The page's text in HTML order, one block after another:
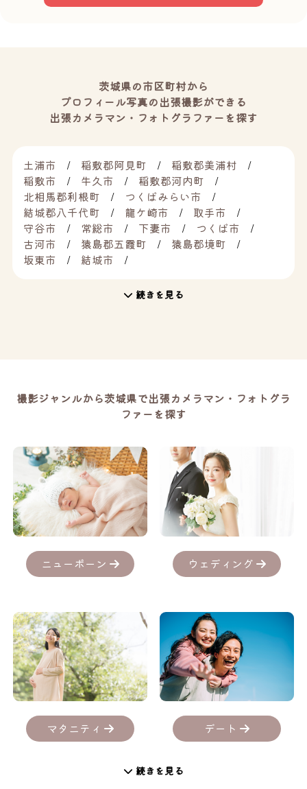
茨城県の市区町村から
プロフィール写真の出張撮影ができる
出張カメラマン・フォトグラファーを探す
土浦市 稲敷郡阿見町
稲敷郡美浦村
稲敷市
牛久市
稲敷郡河内町
北相馬郡利根町
つくばみらい市
結城郡八千代町
龍ケ崎市
取手市
守谷市
常総市 下妻市
つくば市
古河市
猿島郡五霞町
猿島郡境町
坂東市
結城市
続きを見る
撮影ジャンルから茨城県で出張カメラマン・フォトグラ
ファーを探す
ニューボーン ウェディング
マタニティ デート
続きを見る